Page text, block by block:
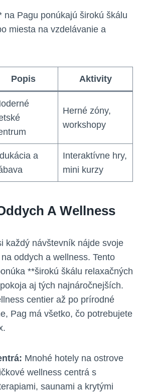
na Pagu ponúkajú širokú škálu
miesta na vzdelávanie a
Popis Aktivity
Herné zóny,
workshopy
a
Interaktívne hry,
mini kurzy
A Wellness
každý návštevník nájde svoje
oddych a wellness. Tento
**širokú škálu relaxačných
aj tých najnáročnejších.
centier až po prírodné
Pag má všetko, čo potrebujete
Mnohé hotely na ostrove
wellness centrá s
saunami a krytými